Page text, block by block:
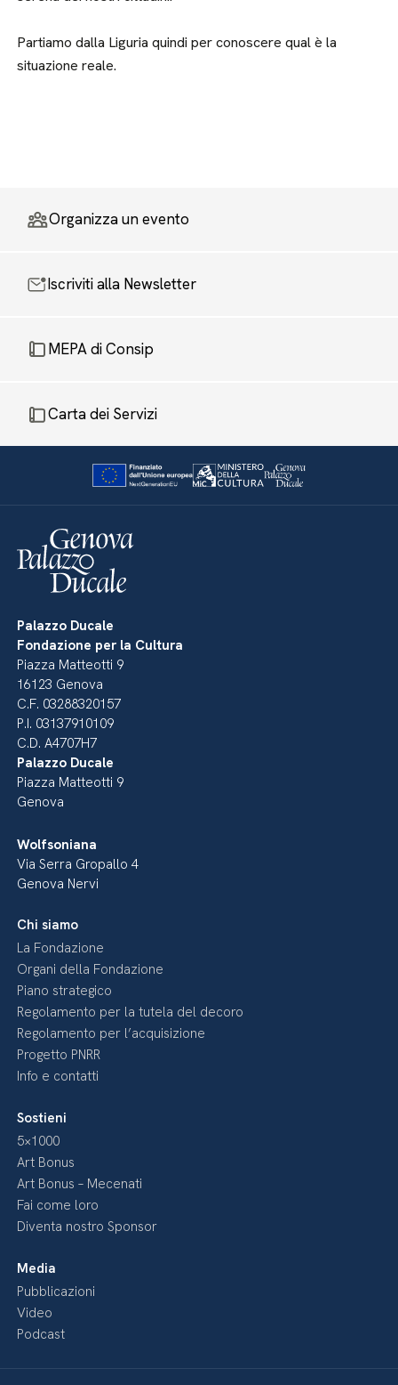
Partiamo dalla Liguria quindi per conoscere qual è la
situazione reale.
Organizza un evento
Iscriviti alla Newsletter
MEPA di Consip
Carta dei Servizi
Palazzo Ducale
Fondazione per la Cultura
Piazza Matteotti 9
16123 Genova
C.F. 03288320157
P.I. 03137910109
C.D. A4707H7
Palazzo Ducale
Piazza Matteotti 9
Genova
Wolfsoniana
Via Serra Gropallo 4
Genova Nervi
Chi siamo
La Fondazione
Organi della Fondazione
Piano strategico
Regolamento per la tutela del decoro
Regolamento per l’acquisizione
Progetto PNRR
Info e contatti
Sostieni
5×1000
Art Bonus
Art Bonus – Mecenati
Fai come loro
Diventa nostro Sponsor
Media
Pubblicazioni
Video
Podcast